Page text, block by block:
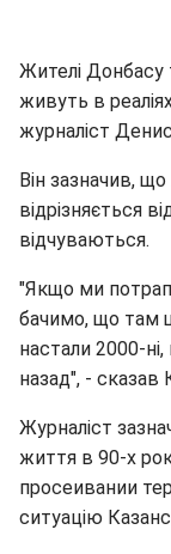
Жителі Донбасу
живуть в
журналіст
Він зазначив,
відрізняється
відчуваються.
"Якщо ми
бачимо, що там
настали 2000-
назад", - сказав
Журналіст
життя в 90-х
просеивании
ситуацію